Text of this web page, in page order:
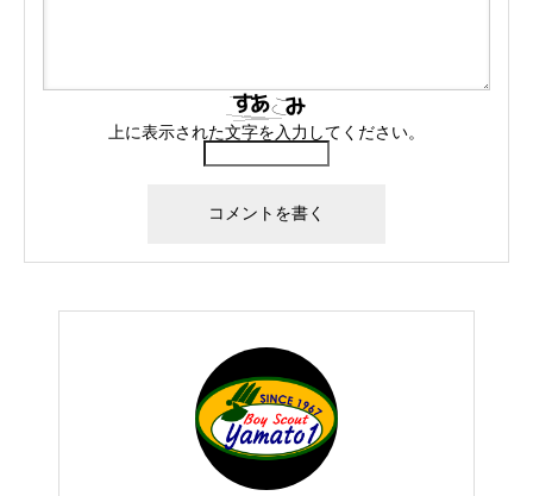
上に表示された文字を入力してください。